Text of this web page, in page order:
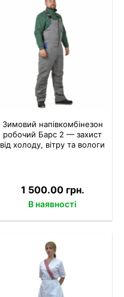
Зимовий напівкомбінезон
робочий Барс 2 — захист
від холоду, вітру та вологи
1 500.00 грн.
В наявності